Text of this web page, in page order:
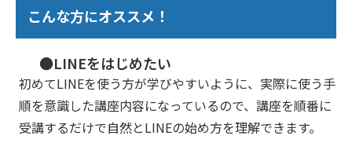
こんな方にオススメ！
●LINEをはじめたい
初めてLINEを使う方が学びやすいように、実際に使う手
順を意識した講座内容になっているので、講座を順番に
受講するだけで自然とLINEの始め方を理解できます。